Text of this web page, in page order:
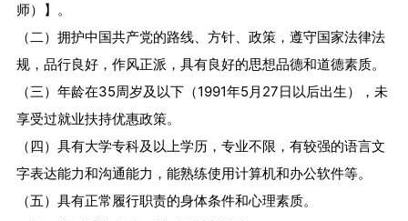
师）】。
（二）拥护中国共产党的路线、方针、政策，遵守国家法律法
规，品行良好，作风正派，具有良好的思想品德和道德素质。
（三）年龄在35周岁及以下（1991年5月27日以后出生），未
享受过就业扶持优惠政策。
（四）具有大学专科及以上学历，专业不限，有较强的语言文
字表达能力和沟通能力，能熟练使用计算机和办公软件等。
（五）具有正常履行职责的身体条件和心理素质。